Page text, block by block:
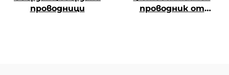
проводници
проводник от